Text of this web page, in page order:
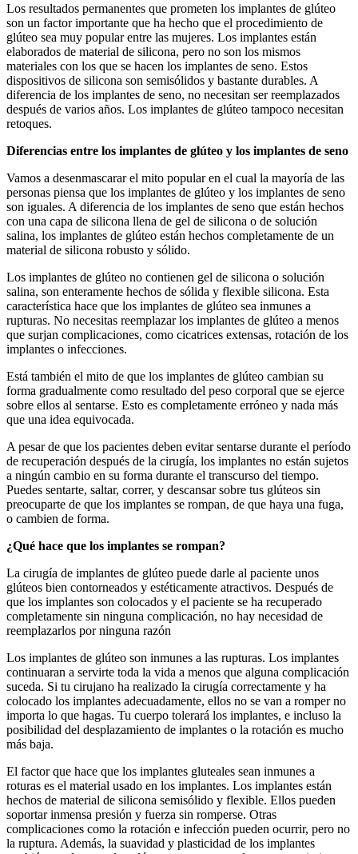
Los resultados permanentes que prometen los implantes de glúteo
son un factor importante que ha hecho que el procedimiento de
glúteo sea muy popular entre las mujeres. Los implantes están
elaborados de material de silicona, pero no son los mismos
materiales con los que se hacen los implantes de seno. Estos
dispositivos de silicona son semisólidos y bastante durables. A
diferencia de los implantes de seno, no necesitan ser reemplazados
después de varios años. Los implantes de glúteo tampoco necesitan
retoques.
Diferencias entre los implantes de glúteo y los implantes de seno
Vamos a desenmascarar el mito popular en el cual la mayoría de las
personas piensa que los implantes de glúteo y los implantes de seno
son iguales. A diferencia de los implantes de seno que están hechos
con una capa de silicona llena de gel de silicona o de solución
salina, los implantes de glúteo están hechos completamente de un
material de silicona robusto y sólido.
Los implantes de glúteo no contienen gel de silicona o solución
salina, son enteramente hechos de sólida y flexible silicona. Esta
característica hace que los implantes de glúteo sea inmunes a
rupturas. No necesitas reemplazar los implantes de glúteo a menos
que surjan complicaciones, como cicatrices extensas, rotación de los
implantes o infecciones.
Está también el mito de que los implantes de glúteo cambian su
forma gradualmente como resultado del peso corporal que se ejerce
sobre ellos al sentarse. Esto es completamente erróneo y nada más
que una idea equivocada.
A pesar de que los pacientes deben evitar sentarse durante el período
de recuperación después de la cirugía, los implantes no están sujetos
a ningún cambio en su forma durante el transcurso del tiempo.
Puedes sentarte, saltar, correr, y descansar sobre tus glúteos sin
preocuparte de que los implantes se rompan, de que haya una fuga,
o cambien de forma.
¿Qué hace que los implantes se rompan?
La cirugía de implantes de glúteo puede darle al paciente unos
glúteos bien contorneados y estéticamente atractivos. Después de
que los implantes son colocados y el paciente se ha recuperado
completamente sin ninguna complicación, no hay necesidad de
reemplazarlos por ninguna razón
Los implantes de glúteo son inmunes a las rupturas. Los implantes
continuaran a servirte toda la vida a menos que alguna complicación
suceda. Si tu cirujano ha realizado la cirugía correctamente y ha
colocado los implantes adecuadamente, ellos no se van a romper no
importa lo que hagas. Tu cuerpo tolerará los implantes, e incluso la
posibilidad del desplazamiento de implantes o la rotación es mucho
más baja.
El factor que hace que los implantes gluteales sean inmunes a
roturas es el material usado en los implantes. Los implantes están
hechos de material de silicona semisólido y flexible. Ellos pueden
soportar inmensa presión y fuerza sin romperse. Otras
complicaciones como la rotación e infección pueden ocurrir, pero no
la ruptura. Además, la suavidad y plasticidad de los implantes